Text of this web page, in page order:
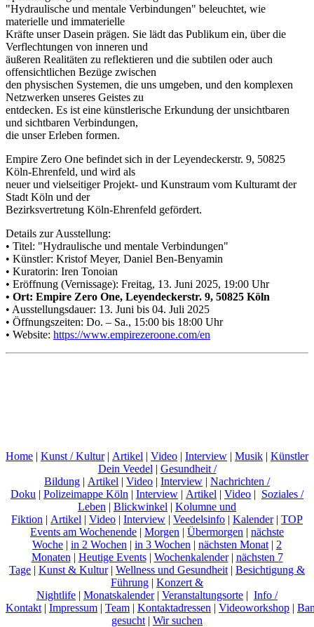
"Hydraulische und mentale Verbindungen" beleuchtet, wie
materielle und immaterielle
Kräfte unser Dasein prägen. Sie lädt das Publikum ein, über die
Verflechtungen von inneren und
äußeren Realitäten zu reflektieren und die subtilen oder auch
offensichtlichen Bezüge zwischen
den physischen Systemen, die uns umgeben, und den komplexen
Netzwerken unseres Geistes zu
entdecken. Es ist eine künstlerische Erkundung der unsichtbaren
und sichtbaren Verbindungen,
die unser Erleben formen.
Empire Zero One befindet sich in der Leyendeckerstr. 9, 50825
Köln-Ehrenfeld, und wird als
neuer und vielseitiger Projekt- und Kunstraum vom Kulturamt der
Stadt Köln und der
Bezirksvertretung Köln-Ehrenfeld gefördert.
Details zur Ausstellung:
• Titel: "Hydraulische und mentale Verbindungen"
• Künstler: Kristof Meyer, Daniel Ben-Benyamin
• Kuratorin: Iren Tonoian
• Eröffnung (Vernissage): Freitag, 13. Juni 2025, 19:00 Uhr
• Ort: Empire Zero One, Leyendeckerstr. 9, 50825 Köln
• Ausstellungsdauer: 13. Juni bis 04. Juli 2025
• Öffnungszeiten: Do. – Sa., 15:00 bis 18:00 Uhr
• Website: https://www.empirezeroone.com/en
Home | Kunst / Kultur| Artikel | Video | Interview | Musik | Künstler
Dein Veedel | Gesundheit /
Bildung | Artikel | Video | Interview | Nachrichten /
Doku | Polizeimappe Köln | Interview | Artikel | Video | Soziales /
Leben | Blickwinkel | Kolumne und
Fiktion | Artikel | Video | Interview | Veedelsinfo | Kalender| TOP
Events am Wochenende | Morgen | Übermorgen | nächste
Woche | in 2 Wochen | in 3 Wochen | nächsten Monat | 2
Monaten | Heutige Events| Wochenkalender| nächsten 7
Tage | Kunst & Kultur| Wellness und Gesundheit | Besichtigung &
Führung | Konzert &
Nightlife | Monatskalender| Veranstaltungsorte | Info /
Kontakt | Impressum | Team | Kontaktadressen | Videoworkshop |
gesucht | Wir suchen